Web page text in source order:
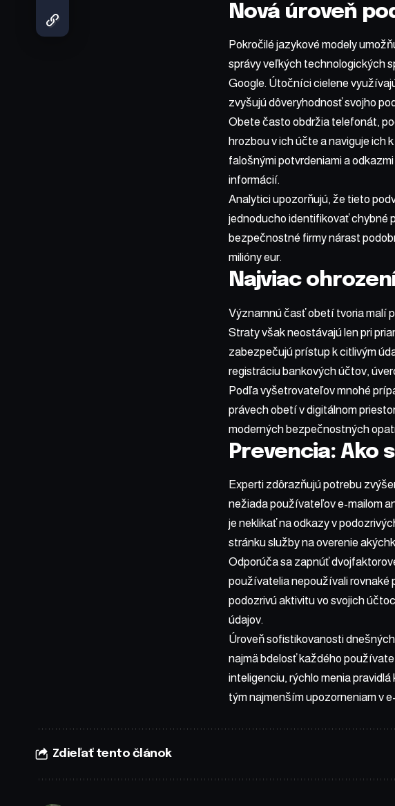
Nová úroveň
Pokročilé jazykové modely
správy veľkých technologických
Google. Útočníci cielene
zvyšujú dôveryhodnosť svojho
Obete často obdržia telefonát,
hrozbou v ich účte a naviguje ich
falošnými potvrdeniami a
informácií.
Analytici upozorňujú, že tieto
jednoducho identifikovať chybné
bezpečnostné firmy nárast
milióny eur.
Najviac
Významnú časť obetí tvoria malí
Straty však neostávajú len pri
zabezpečujú prístup k citlivým
registráciu bankových účtov,
Podľa vyšetrovateľov mnohé
právech obetí v digitálnom
moderných bezpečnostných
Prevencia: Ako
Experti zdôrazňujú potrebu
nežiada používateľov e-mailom
je neklikať na odkazy v
stránku služby na overenie
Odporúča sa zapnúť
používatelia nepoužívali rovnaké
podozrivú aktivitu vo svojich
údajov.
Úroveň sofistikovanosti
najmä bdelosť každého
inteligenciu, rýchlo menia
tým najmenším upozorneniam v
Zdieľať tento článok